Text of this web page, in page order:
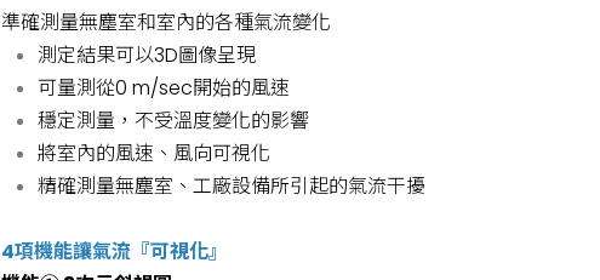
準確測量無塵室和室內的各種氣流變化
測定結果可以3D圖像呈現
可量測從0 m/sec開始的風速
穩定測量，不受溫度變化的影響
將室內的風速、風向可視化
精確測量無塵室、工廠設備所引起的氣流干擾
4項機能讓氣流『可視化』